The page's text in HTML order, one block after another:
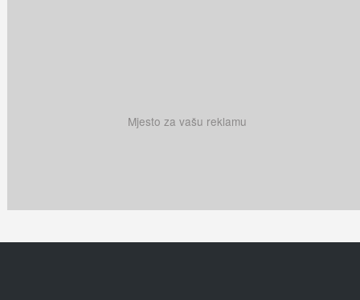
Mjesto za vašu reklamu